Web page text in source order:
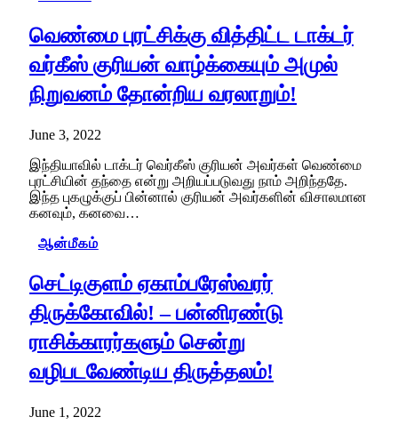
வெண்மை புரட்சிக்கு வித்திட்ட டாக்டர்
வர்கீஸ் குரியன் வாழ்க்கையும் அமுல்
நிறுவனம் தோன்றிய வரலாறும்!
June 3, 2022
இந்தியாவில் டாக்டர் வெர்கீஸ் குரியன் அவர்கள் வெண்மை
புரட்சியின் தந்தை என்று அறியப்படுவது நாம் அறிந்ததே.
இந்த புகழுக்குப் பின்னால் குரியன் அவர்களின் விசாலமான
கனவும், கனவை…
ஆன்மீகம்
செட்டிகுளம் ஏகாம்பரேஸ்வரர்
திருக்கோவில்! – பன்னிரண்டு
ராசிக்காரர்களும் சென்று
வழிபடவேண்டிய திருத்தலம்!
June 1, 2022